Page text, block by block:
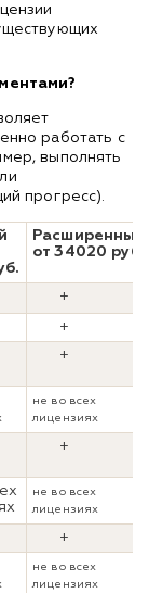
работать с
выполнять
прогресс).
Расширенный
от 34020 руб.
+
+
+
не во всех
лицензиях
+
не во всех
лицензиях
+
не во всех
лицензиях